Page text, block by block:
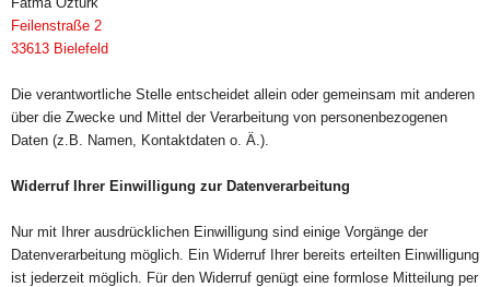
Feilenstraße 2
33613 Bielefeld
Die verantwortliche Stelle entscheidet allein oder gemeinsam mit anderen
über die Zwecke und Mittel der Verarbeitung von personenbezogenen
Daten (z.B. Namen, Kontaktdaten o. Ä.).
Widerruf Ihrer Einwilligung zur Datenverarbeitung
Nur mit Ihrer ausdrücklichen Einwilligung sind einige Vorgänge der
Datenverarbeitung möglich. Ein Widerruf Ihrer bereits erteilten Einwilligung
ist jederzeit möglich. Für den Widerruf genügt eine formlose Mitteilung per